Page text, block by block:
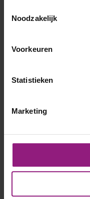
Noodzakelijk
Voorkeuren
Statistieken
Marketing